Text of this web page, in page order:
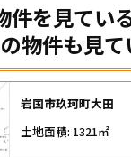
件を見てい
物件も見
岩国市玖珂町大田
土地面積: 1321㎡